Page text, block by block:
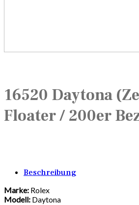
16520 Daytona
Floater / 200er
Beschreibung
Marke: Rolex
Modell: Daytona